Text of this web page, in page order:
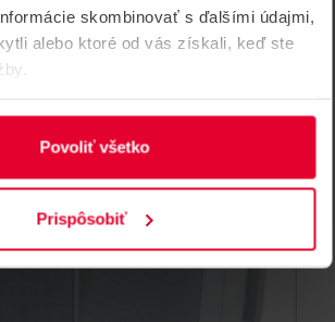
skombinovať s ďalšími údajmi,
alebo ktoré od vás získali, keď ste
Povoliť všetko
Prispôsobiť